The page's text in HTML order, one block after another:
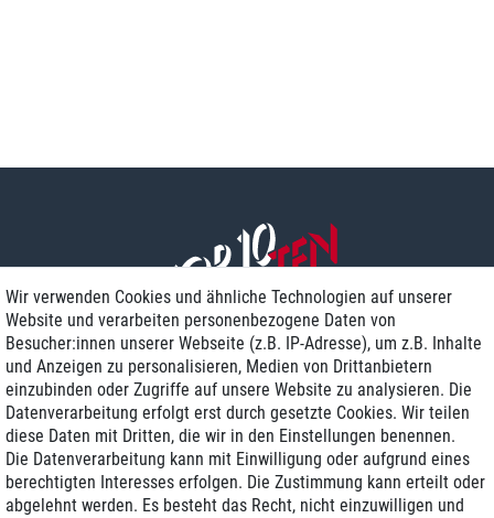
Zustellung am nächsten Werktag
Günstiger Versand
Generalüberholt mit Garantie
Wir verwenden Cookies und ähnliche Technologien auf unserer
Website und verarbeiten personenbezogene Daten von
Besucher:innen unserer Webseite (z.B. IP-Adresse), um z.B. Inhalte
und Anzeigen zu personalisieren, Medien von Drittanbietern
einzubinden oder Zugriffe auf unsere Website zu analysieren. Die
Datenverarbeitung erfolgt erst durch gesetzte Cookies. Wir teilen
diese Daten mit Dritten, die wir in den Einstellungen benennen.
Die Datenverarbeitung kann mit Einwilligung oder aufgrund eines
berechtigten Interesses erfolgen. Die Zustimmung kann erteilt oder
abgelehnt werden. Es besteht das Recht, nicht einzuwilligen und